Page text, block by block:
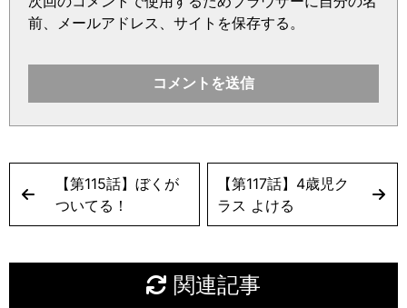
前、メールアドレス、サイトを保存する。
【第115話】ぼくが
ついてる！
【第117話】4歳児ク
ラス よける
関連記事